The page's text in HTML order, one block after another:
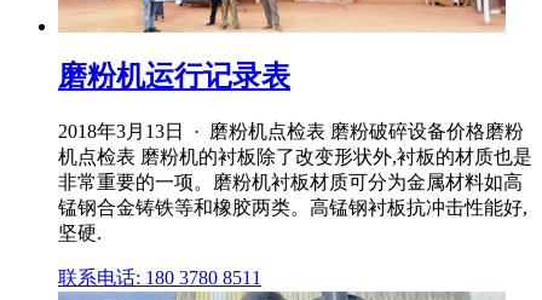
磨粉机运行记录表
2018年3月13日 · 磨粉机点检表 磨粉破碎设备价格磨粉
机点检表 磨粉机的衬板除了改变形状外,衬板的材质也是
非常重要的一项。磨粉机衬板材质可分为金属材料如高
锰钢合金铸铁等和橡胶两类。高锰钢衬板抗冲击性能好,
坚硬.
联系电话: 180 3780 8511